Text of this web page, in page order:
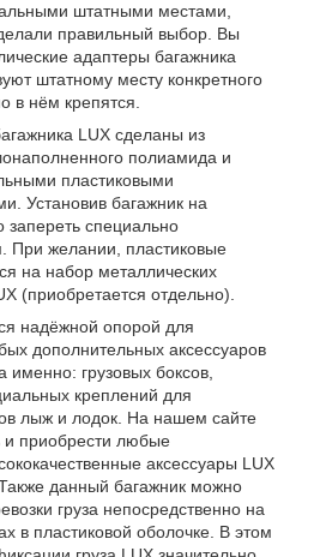
штатными местами,
правильный выбор. Вы
адаптеры багажника
штатному месту конкретного
в нём крепятся.
LUX сделаны из
полиамида и
пластиковыми
Установив багажник на
запереть специально
При желании, пластиковые
на набор металлических
(приобретается отдельно).
надёжной опорой для
дополнительных аксессуаров
именно: грузовых боксов,
креплений для
лыж и лодок. На нашем сайте
и приобрести любые
аксессуары LUX
данный багажник можно
груза непосредственно на
в пластиковой оболочке. В этом